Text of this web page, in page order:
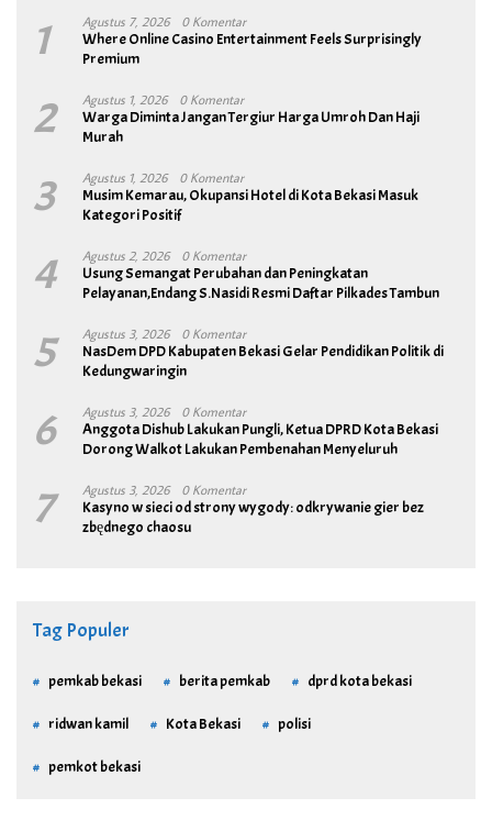
1 Agustus 7, 2026 0 Komentar
Where Online Casino Entertainment Feels Surprisingly
Premium
2 Agustus 1, 2026 0 Komentar
Warga Diminta Jangan Tergiur Harga Umroh Dan Haji
Murah
3 Agustus 1, 2026 0 Komentar
Musim Kemarau, Okupansi Hotel di Kota Bekasi Masuk
Kategori Positif
4 Agustus 2, 2026 0 Komentar
Usung Semangat Perubahan dan Peningkatan
Pelayanan,Endang S.Nasidi Resmi Daftar Pilkades Tambun
5 Agustus 3, 2026 0 Komentar
NasDem DPD Kabupaten Bekasi Gelar Pendidikan Politik di
Kedungwaringin
6 Agustus 3, 2026 0 Komentar
Anggota Dishub Lakukan Pungli, Ketua DPRD Kota Bekasi
Dorong Walkot Lakukan Pembenahan Menyeluruh
7 Agustus 3, 2026 0 Komentar
Kasyno w sieci od strony wygody: odkrywanie gier bez
zbędnego chaosu
Tag Populer
pemkab bekasi berita pemkab dprd kota bekasi
ridwan kamil Kota Bekasi polisi
pemkot bekasi